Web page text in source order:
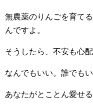
無農薬のりんごを育て
んですよ。
そうしたら、不安も心
なんでもいい。誰でもい
あなたがとことん愛せ